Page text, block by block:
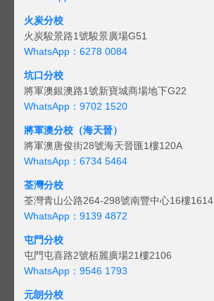
火炭分校
火炭駿景路1號駿景廣場G51
WhatsApp：6278 0084
坑口分校
將軍澳銀澳路1號新寶城商場地下G22
WhatsApp：9702 1520
將軍澳分校（海天晉）
將軍澳唐俊街28號海天晉匯1樓120A
WhatsApp：6734 5464
荃灣分校
荃灣青山公路264-298號南豐中心16樓1614
WhatsApp：9139 4872
屯門分校
屯門屯喜路2號栢麗廣場21樓2106
WhatsApp：9546 1793
元朗分校